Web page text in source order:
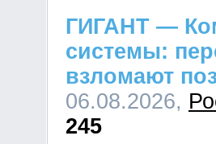
ГИГАНТ —
системы:
взломают
06.08.2026,
245